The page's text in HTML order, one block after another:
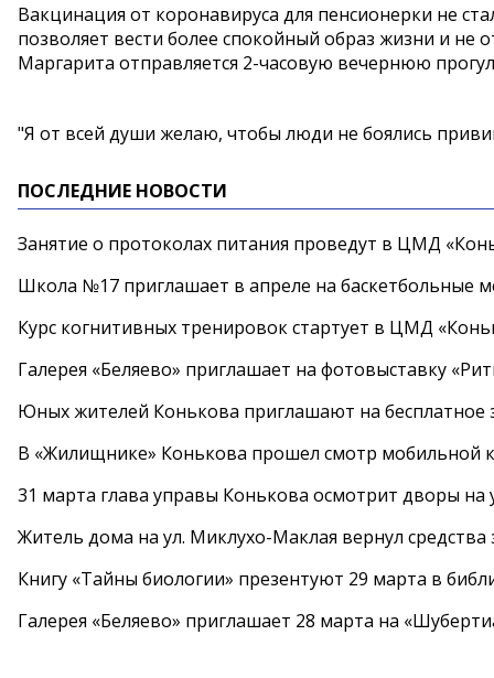
Вакцинация от коронавируса для пенсионерки не
позволяет вести более спокойный образ жизни и
Маргарита отправляется 2-часовую вечернюю
"Я от всей души желаю, чтобы люди не боялись
ПОСЛЕДНИЕ НОВОСТИ
Занятие о протоколах питания проведут в ЦМД
Школа №17 приглашает в апреле на баскетбольные
Курс когнитивных тренировок стартует в ЦМД
Галерея «Беляево» приглашает на фотовыставку
Юных жителей Конькова приглашают на бесплатное
В «Жилищнике» Конькова прошел смотр мобильной
31 марта глава управы Конькова осмотрит дворы на
Житель дома на ул. Миклухо-Маклая вернул
Книгу «Тайны биологии» презентуют 29 марта в
Галерея «Беляево» приглашает 28 марта на